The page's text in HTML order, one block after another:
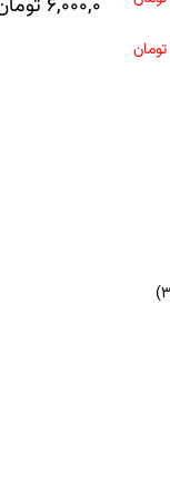
تومان
6,000,000